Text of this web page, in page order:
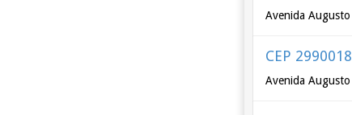
Avenida
CEP
Avenida